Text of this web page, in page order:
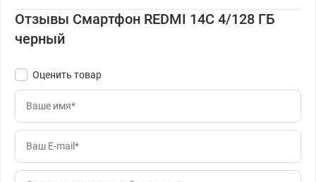
Отзывы Смартфон REDMI 14C 4/128 ГБ
черный
Оценить товар